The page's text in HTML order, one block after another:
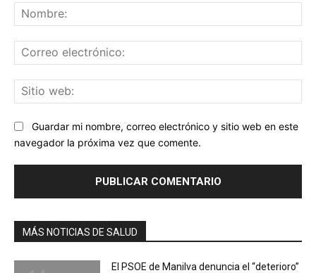
Guardar mi nombre, correo electrónico y sitio web en este
navegador la próxima vez que comente.
MÁS NOTICIAS DE SALUD
El PSOE de Manilva denuncia el “deterioro”